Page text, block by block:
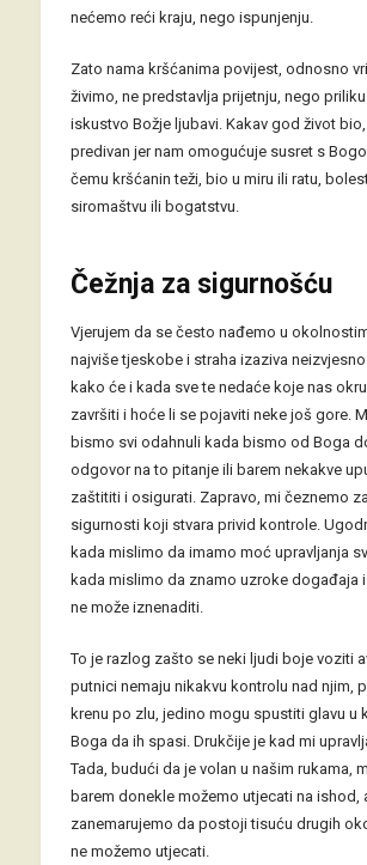
nećemo reći kraju, nego ispunjenju.
Zato nama kršćanima povijest, odnosno
živimo, ne predstavlja prijetnju, nego
iskustvo Božje ljubavi. Kakav god život
predivan jer nam omogućuje susret s
čemu kršćanin teži, bio u miru ili ratu,
siromaštvu ili bogatstvu.
Čežnja za sigurnošću
Vjerujem da se često nađemo u
najviše tjeskobe i straha izaziva
kako će i kada sve te nedaće koje nas
završiti i hoće li se pojaviti neke još gore.
bismo svi odahnuli kada bismo od Boga
odgovor na to pitanje ili barem nekakve
zaštititi i osigurati. Zapravo, mi čeznemo
sigurnosti koji stvara privid kontrole.
kada mislimo da imamo moć upravljanja
kada mislimo da znamo uzroke događaja
ne može iznenaditi.
To je razlog zašto se neki ljudi boje voziti
putnici nemaju nikakvu kontrolu nad njim,
krenu po zlu, jedino mogu spustiti glavu u
Boga da ih spasi. Drukčije je kad mi
Tada, budući da je volan u našim rukama,
barem donekle možemo utjecati na ishod,
zanemarujemo da postoji tisuću drugih
ne možemo utjecati.